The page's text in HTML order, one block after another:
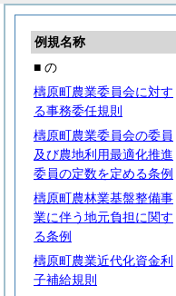
例規名称
■ の
檮原町農業委員会に対す
る事務委任規則
檮原町農業委員会の委員
及び農地利用最適化推進
委員の定数を定める条例
檮原町農林業基盤整備事
業に伴う地元負担に関す
る条例
檮原町農業近代化資金利
子補給規則